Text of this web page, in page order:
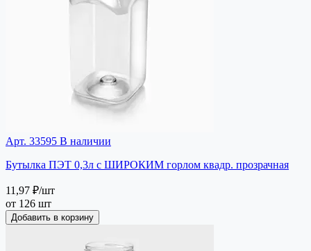
Арт. 33595 В наличии
Бутылка ПЭТ 0,3л с ШИРОКИМ горлом квадр. прозрачная
11,97 ₽/шт
от 126 шт
Добавить в корзину